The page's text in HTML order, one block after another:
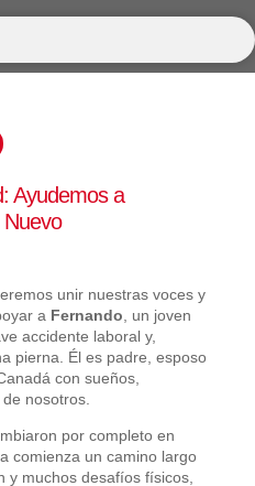
Ayudemos a
unir nuestras voces y
a Fernando , un joven
accidente laboral y,
pierna. Él es padre, esposo
con sueños,
nosotros.
por completo en
comienza un camino largo
y muchos desafíos físicos,